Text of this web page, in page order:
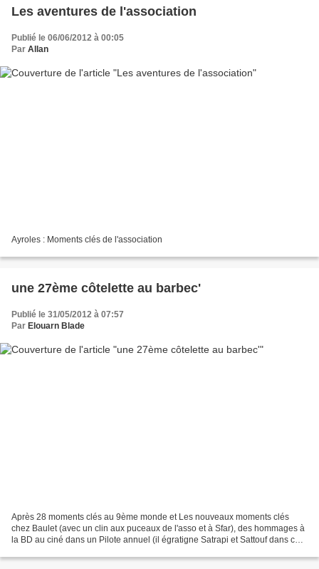
Les aventures de l'association
Publié le 06/06/2012 à 00:05
Par Allan
Ayroles : Moments clés de l'association
une 27ème côtelette au barbec'
Publié le 31/05/2012 à 07:57
Par Elouarn Blade
Après 28 moments clés au 9ème monde et Les nouveaux moments clés
chez Baulet (avec un clin aux puceaux de l'asso et à Sfar), des hommages à
la BD au ciné dans un Pilote annuel (il égratigne Satrapi et Sattouf dans ce